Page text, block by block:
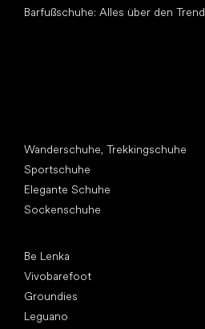
Barfußschuhe: Alles über den Trend
Wanderschuhe, Trekkingschuhe
Sportschuhe
Elegante Schuhe
Sockenschuhe
Be Lenka
Vivobarefoot
Groundies
Leguano